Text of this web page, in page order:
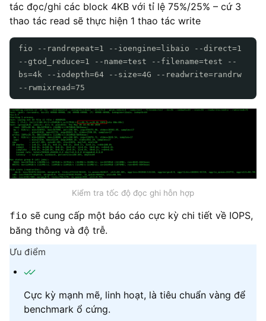
tác đọc/ghi các block 4KB với tỉ lệ 75%/25% – cứ 3
thao tác read sẽ thực hiện 1 thao tác write
fio --randrepeat=1 --ioengine=libaio --direct=1
--gtod_reduce=1 --name=test --filename=test --
bs=4k --iodepth=64 --size=4G --readwrite=randrw
--rwmixread=75
Kiểm tra tốc độ đọc ghi hỗn hợp
fio sẽ cung cấp một báo cáo cực kỳ chi tiết về IOPS,
băng thông và độ trễ.
Ưu điểm
Cực kỳ mạnh mẽ, linh hoạt, là tiêu chuẩn vàng để
benchmark ổ cứng.